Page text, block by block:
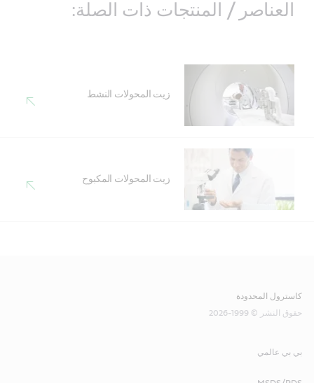
العناصر / المنتجات ذات الصلة:
زيت المحولات النشط
زيت المحولات المكبوح
كاسترول المحدودة
حقوق النشر © 1999-2026
بي بي عالمي